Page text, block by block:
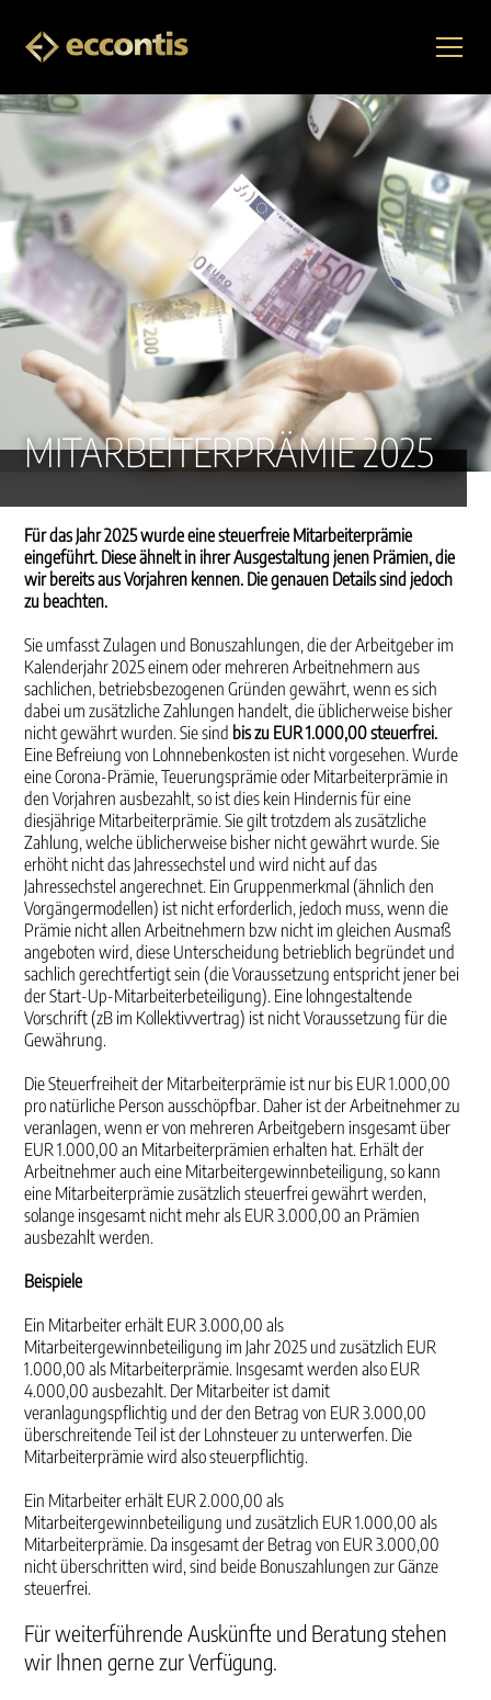
MITARBEITERPRÄMIE 2025
Für das Jahr 2025 wurde eine steuerfreie Mitarbeiterprämie
eingeführt. Diese ähnelt in ihrer Ausgestaltung jenen Prämien, die
wir bereits aus Vorjahren kennen. Die genauen Details sind jedoch
zu beachten.
Sie umfasst Zulagen und Bonuszahlungen, die der Arbeitgeber im
Kalenderjahr 2025 einem oder mehreren Arbeitnehmern aus
sachlichen, betriebsbezogenen Gründen gewährt, wenn es sich
dabei um zusätzliche Zahlungen handelt, die üblicherweise bisher
nicht gewährt wurden. Sie sind bis zu EUR 1.000,00 steuerfrei.
Eine Befreiung von Lohnnebenkosten ist nicht vorgesehen. Wurde
eine Corona-Prämie, Teuerungsprämie oder Mitarbeiterprämie in
den Vorjahren ausbezahlt, so ist dies kein Hindernis für eine
diesjährige Mitarbeiterprämie. Sie gilt trotzdem als zusätzliche
Zahlung, welche üblicherweise bisher nicht gewährt wurde. Sie
erhöht nicht das Jahressechstel und wird nicht auf das
Jahressechstel angerechnet. Ein Gruppenmerkmal (ähnlich den
Vorgängermodellen) ist nicht erforderlich, jedoch muss, wenn die
Prämie nicht allen Arbeitnehmern bzw nicht im gleichen Ausmaß
angeboten wird, diese Unterscheidung betrieblich begründet und
sachlich gerechtfertigt sein (die Voraussetzung entspricht jener bei
der Start-Up-Mitarbeiterbeteiligung). Eine lohngestaltende
Vorschrift (zB im Kollektivvertrag) ist nicht Voraussetzung für die
Gewährung.
Die Steuerfreiheit der Mitarbeiterprämie ist nur bis EUR 1.000,00
pro natürliche Person ausschöpfbar. Daher ist der Arbeitnehmer zu
veranlagen, wenn er von mehreren Arbeitgebern insgesamt über
EUR 1.000,00 an Mitarbeiterprämien erhalten hat. Erhält der
Arbeitnehmer auch eine Mitarbeitergewinnbeteiligung, so kann
eine Mitarbeiterprämie zusätzlich steuerfrei gewährt werden,
solange insgesamt nicht mehr als EUR 3.000,00 an Prämien
ausbezahlt werden.
Beispiele
Ein Mitarbeiter erhält EUR 3.000,00 als
Mitarbeitergewinnbeteiligung im Jahr 2025 und zusätzlich EUR
1.000,00 als Mitarbeiterprämie. Insgesamt werden also EUR
4.000,00 ausbezahlt. Der Mitarbeiter ist damit
veranlagungspflichtig und der den Betrag von EUR 3.000,00
überschreitende Teil ist der Lohnsteuer zu unterwerfen. Die
Mitarbeiterprämie wird also steuerpflichtig.
Ein Mitarbeiter erhält EUR 2.000,00 als
Mitarbeitergewinnbeteiligung und zusätzlich EUR 1.000,00 als
Mitarbeiterprämie. Da insgesamt der Betrag von EUR 3.000,00
nicht überschritten wird, sind beide Bonuszahlungen zur Gänze
steuerfrei.
Für weiterführende Auskünfte und Beratung stehen
wir Ihnen gerne zur Verfügung.